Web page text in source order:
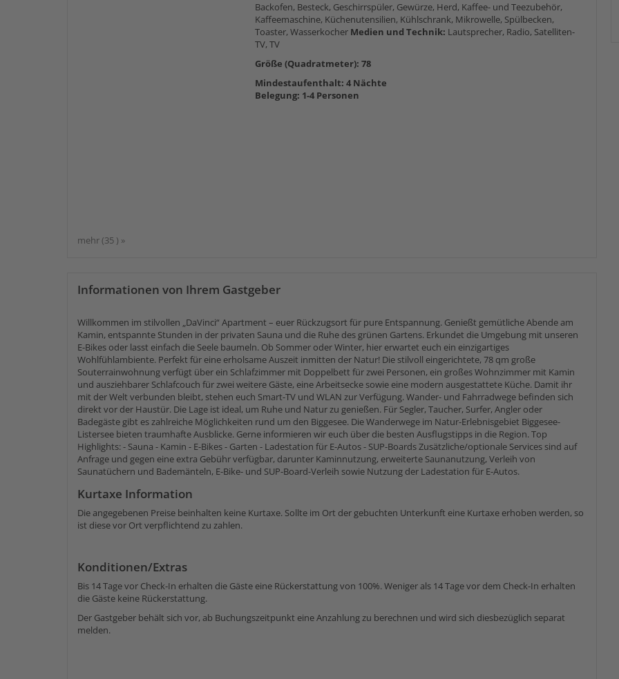
mehr (35 ) »
Backofen, Besteck, Geschirrspüler, Gewürze, Herd, Kaffee- und Teezubehör,
Kaffeemaschine, Küchenutensilien, Kühlschrank, Mikrowelle, Spülbecken,
Toaster, Wasserkocher Medien und Technik: Lautsprecher, Radio, Satelliten-
TV, TV
Größe (Quadratmeter): 78
Mindestaufenthalt: 4 Nächte
Belegung: 1-4 Personen
Informationen von Ihrem Gastgeber
Willkommen im stilvollen „DaVinci“ Apartment – euer Rückzugsort für pure Entspannung. Genießt gemütliche Abende am
Kamin, entspannte Stunden in der privaten Sauna und die Ruhe des grünen Gartens. Erkundet die Umgebung mit unseren
E-Bikes oder lasst einfach die Seele baumeln. Ob Sommer oder Winter, hier erwartet euch ein einzigartiges
Wohlfühlambiente. Perfekt für eine erholsame Auszeit inmitten der Natur! Die stilvoll eingerichtete, 78 qm große
Souterrainwohnung verfügt über ein Schlafzimmer mit Doppelbett für zwei Personen, ein großes Wohnzimmer mit Kamin
und ausziehbarer Schlafcouch für zwei weitere Gäste, eine Arbeitsecke sowie eine modern ausgestattete Küche. Damit ihr
mit der Welt verbunden bleibt, stehen euch Smart-TV und WLAN zur Verfügung. Wander- und Fahrradwege befinden sich
direkt vor der Haustür. Die Lage ist ideal, um Ruhe und Natur zu genießen. Für Segler, Taucher, Surfer, Angler oder
Badegäste gibt es zahlreiche Möglichkeiten rund um den Biggesee. Die Wanderwege im Natur-Erlebnisgebiet Biggesee-
Listersee bieten traumhafte Ausblicke. Gerne informieren wir euch über die besten Ausflugstipps in die Region. Top
Highlights: - Sauna - Kamin - E-Bikes - Garten - Ladestation für E-Autos - SUP-Boards Zusätzliche/optionale Services sind auf
Anfrage und gegen eine extra Gebühr verfügbar, darunter Kaminnutzung, erweiterte Saunanutzung, Verleih von
Saunatüchern und Bademänteln, E-Bike- und SUP-Board-Verleih sowie Nutzung der Ladestation für E-Autos.
Kurtaxe Information
Die angegebenen Preise beinhalten keine Kurtaxe. Sollte im Ort der gebuchten Unterkunft eine Kurtaxe erhoben werden, so
ist diese vor Ort verpflichtend zu zahlen.
Konditionen/Extras
Bis 14 Tage vor Check-In erhalten die Gäste eine Rückerstattung von 100%. Weniger als 14 Tage vor dem Check-In erhalten
die Gäste keine Rückerstattung.
Der Gastgeber behält sich vor, ab Buchungszeitpunkt eine Anzahlung zu berechnen und wird sich diesbezüglich separat
melden.